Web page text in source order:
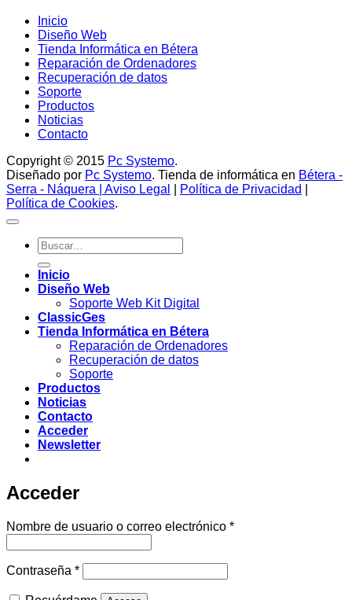
Inicio
Diseño Web
Tienda Informática en Bétera
Reparación de Ordenadores
Recuperación de datos
Soporte
Productos
Noticias
Contacto
Copyright © 2015 Pc Systemo.
Diseñado por Pc Systemo. Tienda de informática en Bétera -
Serra - Náquera | Aviso Legal Política de Privacidad
Política de Cookies.
Buscar
por:
Inicio
Diseño Web
Soporte Web Kit Digital
ClassicGes
Tienda Informática en Bétera
Reparación de Ordenadores
Recuperación de datos
Soporte
Productos
Noticias
Contacto
Acceder
Newsletter
Acceder
Nombre de usuario o correo electrónico *Obligatorio
Contraseña *Obligatorio